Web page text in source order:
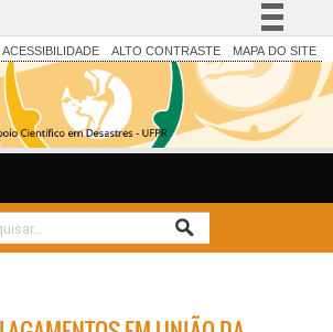
Simplifique!
Comunica BR
Participe
Acesso à informação
Canais
ACESSIBILIDADE ALTO CONTRASTE MAPA DO SITE